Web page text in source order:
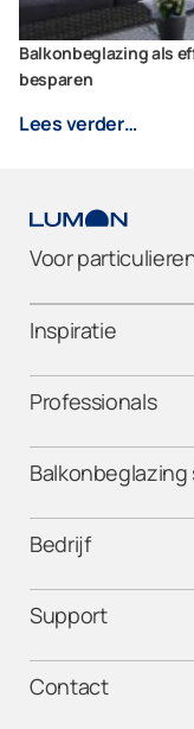
Balkonbeglazing als
besparen
Lees verder…
Voor
Inspiratie
Professionals
Bedrijf
Support
Contact